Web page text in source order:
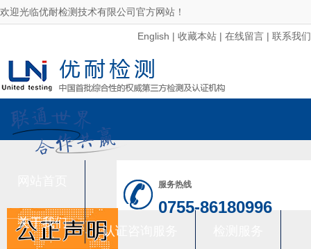
欢迎光临优耐检测技术有限公司官方网站！
English | 收藏本站 | 在线留言 | 联系我们
服务热线
0755-86180996
关于我们
认证咨询服务